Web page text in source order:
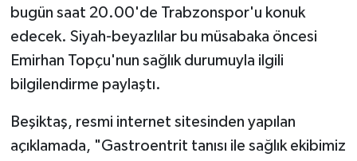
bugün saat 20.00'de Trabzonspor'u konuk
edecek. Siyah-beyazlılar bu müsabaka öncesi
Emirhan Topçu'nun sağlık durumuyla ilgili
bilgilendirme paylaştı.
Beşiktaş, resmi internet sitesinden yapılan
açıklamada, "Gastroentrit tanısı ile sağlık ekibimiz